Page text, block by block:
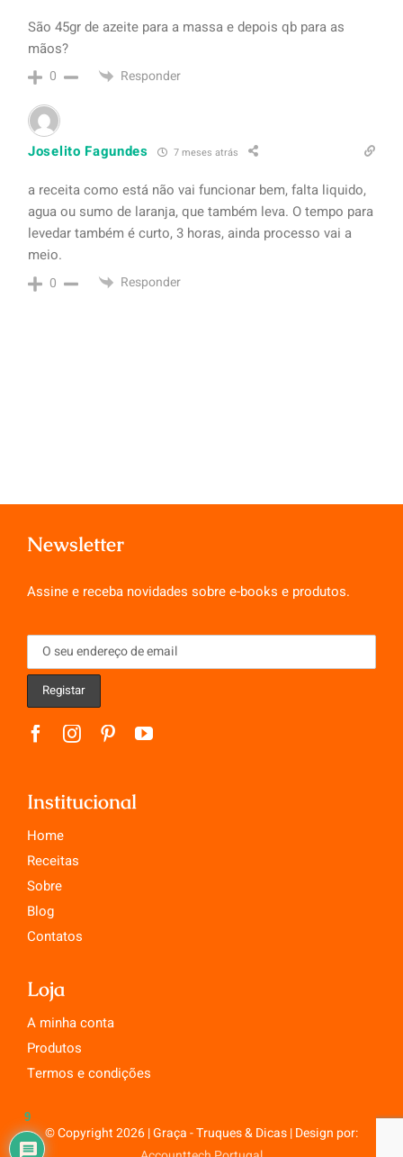
São 45gr de azeite para a massa e depois qb para as
mãos?
0 Responder
Joselito Fagundes 7 meses atrás
a receita como está não vai funcionar bem, falta liquido,
agua ou sumo de laranja, que também leva. O tempo para
levedar também é curto, 3 horas, ainda processo vai a
meio.
0 Responder
Newsletter
Assine e receba novidades sobre e-books e produtos.
Institucional
Home
Receitas
Sobre
Blog
Contatos
Loja
A minha conta
Produtos
Termos e condições
© Copyright 2026 | Graça - Truques & Dicas | Design por:
9